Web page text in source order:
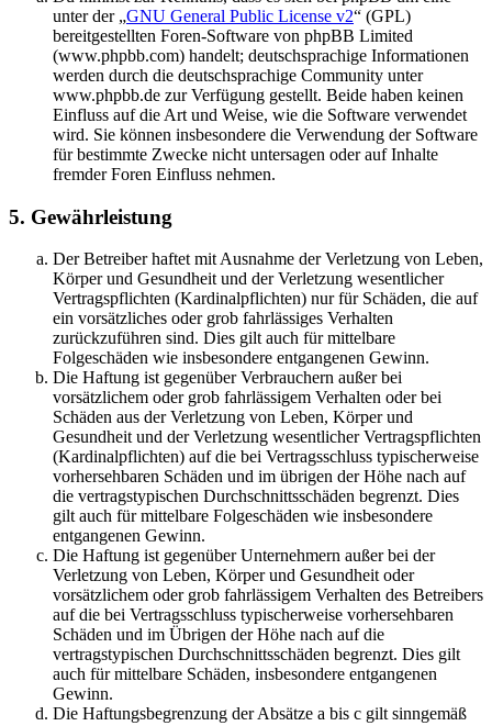
unter der „GNU General Public License v2“ (GPL)
bereitgestellten Foren-Software von phpBB Limited
(www.phpbb.com) handelt; deutschsprachige Informationen
werden durch die deutschsprachige Community unter
www.phpbb.de zur Verfügung gestellt. Beide haben keinen
Einfluss auf die Art und Weise, wie die Software verwendet
wird. Sie können insbesondere die Verwendung der Software
für bestimmte Zwecke nicht untersagen oder auf Inhalte
fremder Foren Einfluss nehmen.
5. Gewährleistung
Der Betreiber haftet mit Ausnahme der Verletzung von Leben,
Körper und Gesundheit und der Verletzung wesentlicher
Vertragspflichten (Kardinalpflichten) nur für Schäden, die auf
ein vorsätzliches oder grob fahrlässiges Verhalten
zurückzuführen sind. Dies gilt auch für mittelbare
Folgeschäden wie insbesondere entgangenen Gewinn.
Die Haftung ist gegenüber Verbrauchern außer bei
vorsätzlichem oder grob fahrlässigem Verhalten oder bei
Schäden aus der Verletzung von Leben, Körper und
Gesundheit und der Verletzung wesentlicher Vertragspflichten
(Kardinalpflichten) auf die bei Vertragsschluss typischerweise
vorhersehbaren Schäden und im übrigen der Höhe nach auf
die vertragstypischen Durchschnittsschäden begrenzt. Dies
gilt auch für mittelbare Folgeschäden wie insbesondere
entgangenen Gewinn.
Die Haftung ist gegenüber Unternehmern außer bei der
Verletzung von Leben, Körper und Gesundheit oder
vorsätzlichem oder grob fahrlässigem Verhalten des Betreibers
auf die bei Vertragsschluss typischerweise vorhersehbaren
Schäden und im Übrigen der Höhe nach auf die
vertragstypischen Durchschnittsschäden begrenzt. Dies gilt
auch für mittelbare Schäden, insbesondere entgangenen
Gewinn.
Die Haftungsbegrenzung der Absätze a bis c gilt sinngemäß